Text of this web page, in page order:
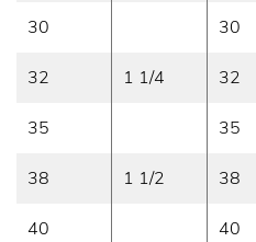
30 30
32 1 1/4 32
35 35
38 1 1/2 38
40 40